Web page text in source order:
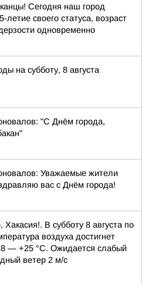
Сегодня наш город
летие своего статуса, возраст
одновременно
на субботу, 8 августа
"С Днём города,
Уважаемые жители
вас с Днём города!
Хакасия!. В субботу 8 августа по
воздуха достигнет
— +25 °С. Ожидается слабый
ветер 2 м/с